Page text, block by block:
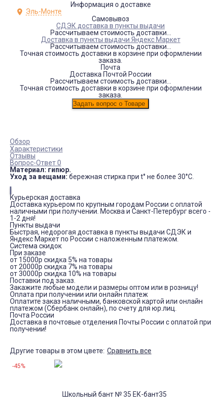
Информация о доставке
Эль-Монте
Самовывоз
СДЭК доставка в пункты выдачи
Рассчитываем стоимость доставки...
Доставка в пункты выдачи Яндекс Маркет
Рассчитываем стоимость доставки...
Точная стоимость доставки в корзине при оформлении
заказа.
Почта
Доставка Почтой России
Рассчитываем стоимость доставки...
Точная стоимость доставки в корзине при оформлении
заказа.
Обзор
Характеристики
Отзывы
Вопрос-Ответ 0
Материал: гипюр.
Уход за вещами: бережная стирка при t° не более 30°С.
Курьерская доставка
Доставка курьером по крупным городам России с оплатой
наличными при получении. Москва и Санкт-Петербург всего -
1-2 дня!
Пункты выдачи
Быстрая, недорогая доставка в пункты выдачи СДЭК и
Яндекс Маркет по России с наложенным платежом.
Система скидок
При заказе
от 15000р скидка 5% на товары
от 20000р скидка 7% на товары
от 30000р скидка 10% на товары
Поставки под заказ.
Закажите любые модели и размеры оптом или в розницу!
Оплата при получении или онлайн платеж
Оплатите заказ наличными, банковской картой или онлайн
платежом (Сбербанк онлайн), по счету для юр.лиц.
Почта России
Доставка в почтовые отделения Почты России с оплатой при
получении!
Другие товары в этом цвете: Сравнить все
-45%